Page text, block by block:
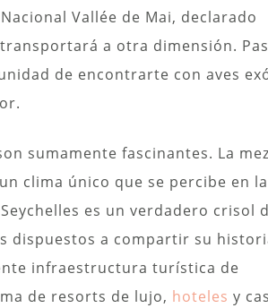
Vallée de Mai, declarado
a otra dimensión.
de encontrarte con aves
sumamente fascinantes. La
clima único que se percibe en la
es un verdadero crisol
dispuestos a compartir su
infraestructura turística de
de resorts de lujo, hoteles y